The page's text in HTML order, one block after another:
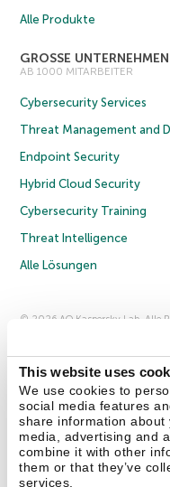
This website uses
We use cookies to
social media features
share information
media, advertising and
combine it with other
them or that they’ve
services.
Alle Produkte
GROSSE UNTERNEHMEN
AB 1000 MITARBEITER
Cybersecurity Services
Threat Management and
Endpoint Security
Hybrid Cloud Security
Cybersecurity Training
Threat Intelligence
Alle Lösungen
© 2026 AO Kaspersky Lab. Alle
Anmeldung zum Newsletter
Kontakt Über uns Partner
Pressemitteilungen
Securelist Eugene Personal